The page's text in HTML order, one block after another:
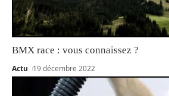
BMX race : vous connaissez ?
Actu 19 décembre 2022